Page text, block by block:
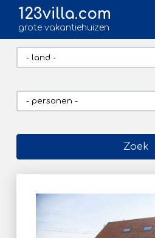
123villa.com
grote vakantiehuizen
Zoek